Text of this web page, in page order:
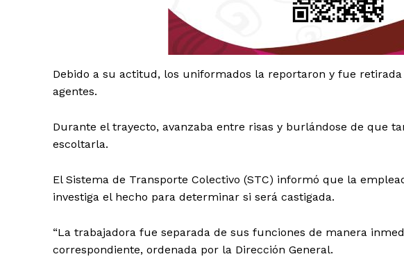
Luces
Del Siglo
SUSCRÍBETE AHORA
Debido a su actitud, los uniformados la reportaron y fue
agentes.
Durante el trayecto, avanzaba entre risas y burlándose de que
escoltarla.
El Sistema de Transporte Colectivo (STC) informó que la
investiga el hecho para determinar si será castigada.
“La trabajadora fue separada de sus funciones de manera
correspondiente, ordenada por la Dirección General.